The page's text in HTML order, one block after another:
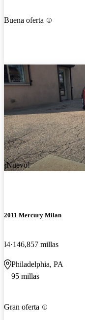
Buena oferta
¡Nuevo!
2011 Mercury Milan
I4 146,857 millas
Philadelphia, PA
95 millas
Gran oferta